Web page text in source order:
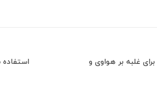
غلبه بر هواوی و